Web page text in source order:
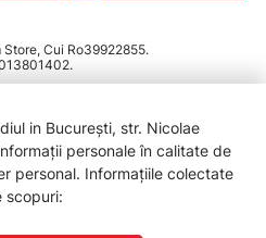
Cui Ro39922855.
in București, str. Nicolae
personale în calitate de
personal. Informațiile colectate
scopuri: